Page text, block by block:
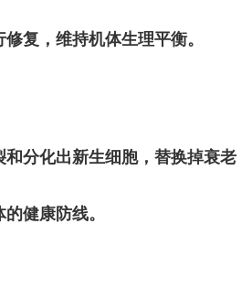
复，维持机体生理平衡。
和分化出新生细胞，替换掉衰老
健康防线。